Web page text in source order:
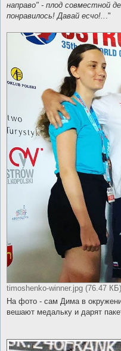
направо" - плод совместной
понравилось! Давай есчо!.. ."
timoshenko-winner.jpg (76.47
На фото - сам Дима в
вешают медальку и дарят